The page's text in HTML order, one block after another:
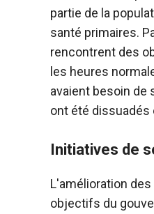
partie de la
santé primaires.
rencontrent des
les heures
avaient besoin de
ont été dissuadés
Initiatives de
L'amélioration
objectifs du